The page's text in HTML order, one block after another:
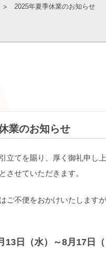
> 2025年夏季休業のお知らせ
業のお知らせ
立てを賜り、厚く御礼申し
させていただきます。
ご不便をおかけいたします
日（水）～8月17日（